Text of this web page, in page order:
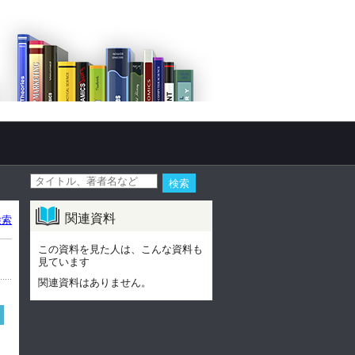
関連資料
この資料を見た人は、こんな資料も
見ています
関連資料はありません。